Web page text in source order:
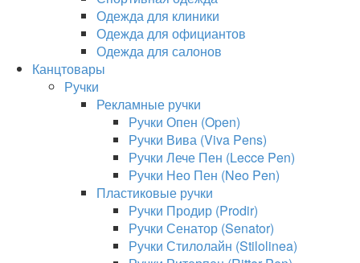
Одежда для клиники
Одежда для официантов
Одежда для салонов
Канцтовары
Ручки
Рекламные ручки
Ручки Опен (Open)
Ручки Вива (Viva Pens)
Ручки Лече Пен (Lecce Pen)
Ручки Нео Пен (Neo Pen)
Пластиковые ручки
Ручки Продир (Prodir)
Ручки Сенатор (Senator)
Ручки Стилолайн (Stilolinea)